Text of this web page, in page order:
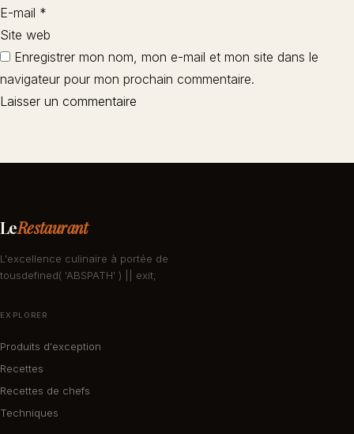
E-mail *
Site web
Enregistrer mon nom, mon e-mail et mon site dans le
navigateur pour mon prochain commentaire.
LeRestaurant
L'excellence culinaire à portée de
tousdefined( 'ABSPATH' ) || exit;
EXPLORER
Produits d'exception
Recettes
Recettes de chefs
Techniques